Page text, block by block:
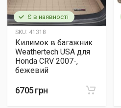
Є в наявності
SKU: 41318
Килимок в багажник
Weathertech USA для
Honda CRV 2007-,
бежевий
6705 грн